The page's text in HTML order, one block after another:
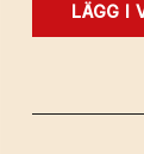
LÄGG I